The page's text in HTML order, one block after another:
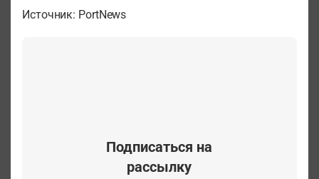
Источник: PortNews
Подписаться на
рассылку